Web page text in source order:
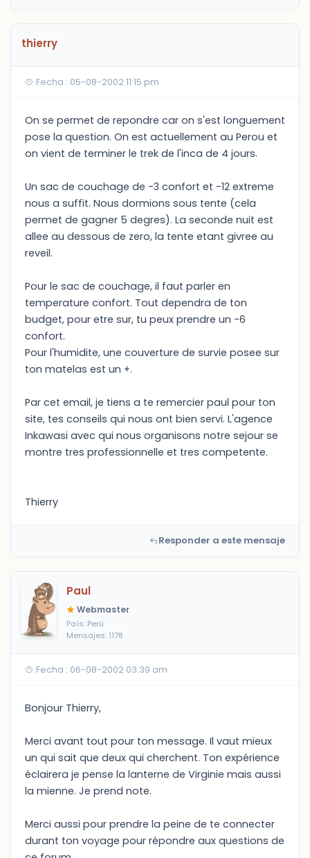
thierry
Fecha : 05-08-2002 11:15 pm
On se permet de repondre car on s'est longuement
pose la question. On est actuellement au Perou et
on vient de terminer le trek de l'inca de 4 jours.
Un sac de couchage de -3 confort et -12 extreme
nous a suffit. Nous dormions sous tente (cela
permet de gagner 5 degres). La seconde nuit est
allee au dessous de zero, la tente etant givree au
reveil.
Pour le sac de couchage, il faut parler en
temperature confort. Tout dependra de ton
budget, pour etre sur, tu peux prendre un -6
confort.
Pour l'humidite, une couverture de survie posee sur
ton matelas est un +.
Par cet email, je tiens a te remercier paul pour ton
site, tes conseils qui nous ont bien servi. L'agence
Inkawasi avec qui nous organisons notre sejour se
montre tres professionnelle et tres competente.
Thierry
Responder a este mensaje
Paul
Webmaster
País: Perú
Mensajes: 1178
Fecha : 06-08-2002 03:39 am
Bonjour Thierry,
Merci avant tout pour ton message. Il vaut mieux
un qui sait que deux qui cherchent. Ton expérience
éclairera je pense la lanterne de Virginie mais aussi
la mienne. Je prend note.
Merci aussi pour prendre la peine de te connecter
durant ton voyage pour répondre aux questions de